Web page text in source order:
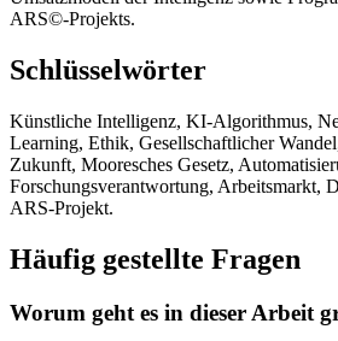
ARS©-Projekts.
Schlüsselwörter
Künstliche Intelligenz, KI-Algorithmus,
Learning, Ethik, Gesellschaftlicher
Zukunft, Mooresches Gesetz,
Forschungsverantwortung, Arbeitsmarkt,
ARS-Projekt.
Häufig gestellte Fragen
Worum geht es in dieser Arbeit